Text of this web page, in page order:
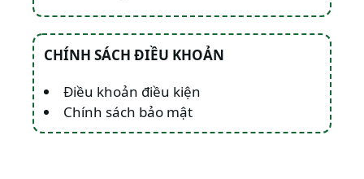
CHÍNH SÁCH ĐIỀU KHOẢN
Điều khoản điều kiện
Chính sách bảo mật